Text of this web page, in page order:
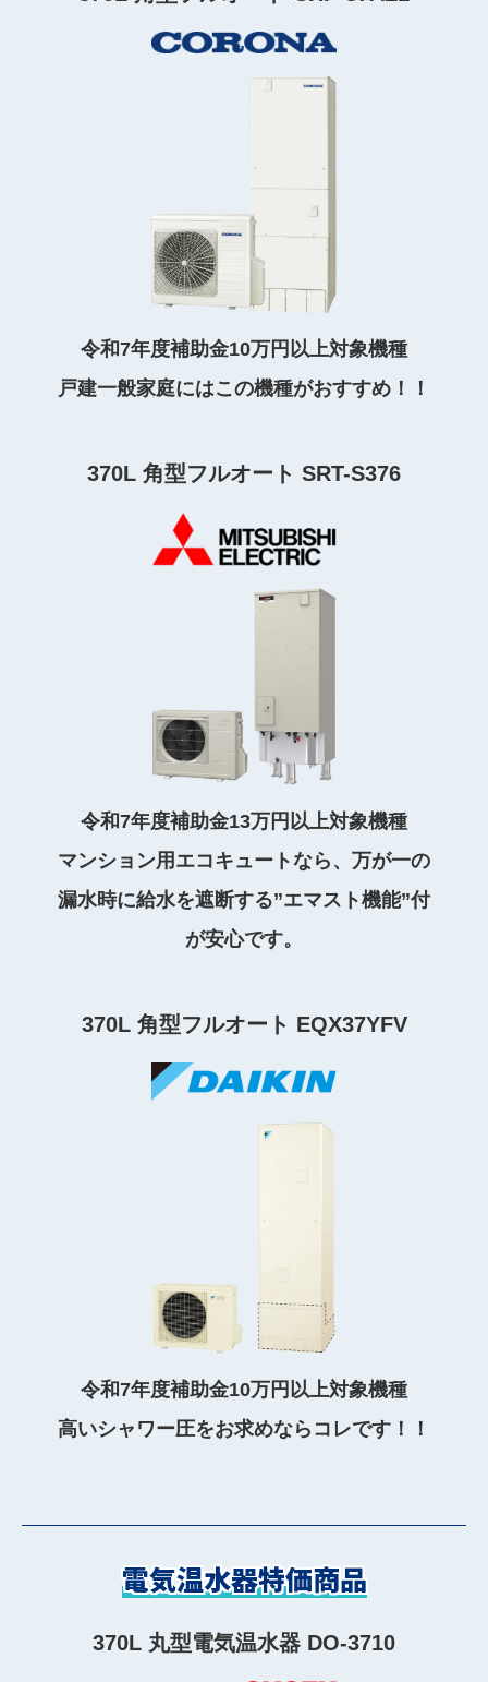
令和7年度補助金10万円以上対象機種
戸建一般家庭にはこの機種がおすすめ！！
370L 角型フルオート SRT-S376
令和7年度補助金13万円以上対象機種
マンション用エコキュートなら、万が一の
漏水時に給水を遮断する”エマスト機能”付
が安心です。
370L 角型フルオート EQX37YFV
令和7年度補助金10万円以上対象機種
高いシャワー圧をお求めならコレです！！
電気温水器特価商品
370L 丸型電気温水器 DO-3710